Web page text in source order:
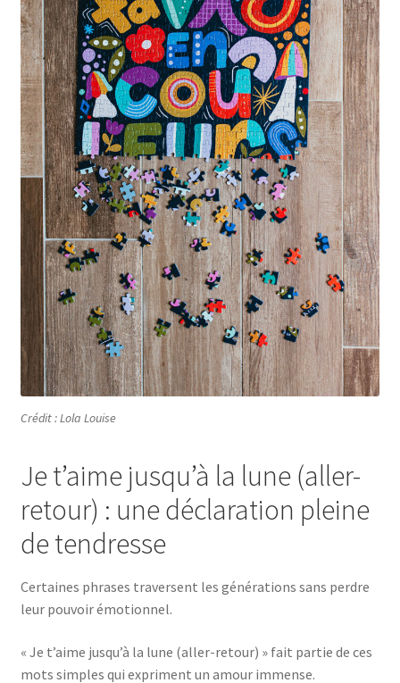
Crédit : Lola Louise
Je t’aime jusqu’à la lune (aller-
retour) : une déclaration pleine
de tendresse
Certaines phrases traversent les générations sans perdre
leur pouvoir émotionnel.
« Je t’aime jusqu’à la lune (aller-retour) » fait partie de ces
mots simples qui expriment un amour immense.